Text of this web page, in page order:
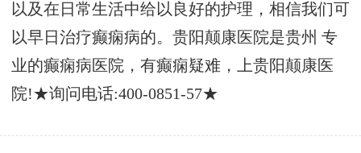
以及在日常生活中给以良好的护理，相信我们可
以早日治疗癫痫病的。贵阳颠康医院是贵州 专
业的癫痫病医院，有癫痫疑难，上贵阳颠康医
院!★询问电话:400-0851-57★